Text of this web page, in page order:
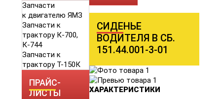
Запчасти
к двигателю ЯМЗ
Запчасти к
трактору К-700,
К-744
Запчасти к
трактору Т-150К
ПРАЙС-
ЛИСТЫ
СИДЕНЬЕ
ВОДИТЕЛЯ В СБ.
151.44.001-3-01
ХАРАКТЕРИСТИКИ